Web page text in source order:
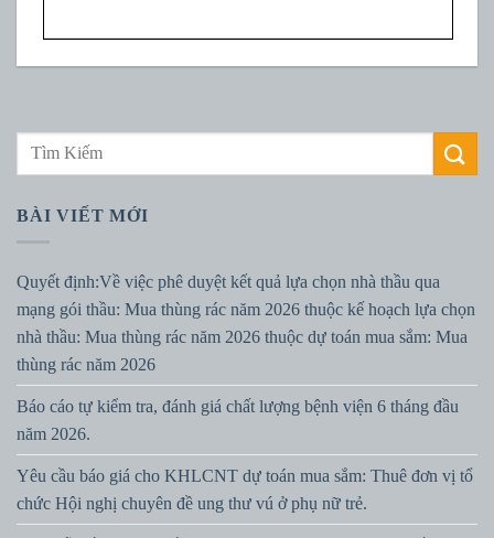
BÀI VIẾT MỚI
Quyết định:Về việc phê duyệt kết quả lựa chọn nhà thầu qua
mạng gói thầu: Mua thùng rác năm 2026 thuộc kế hoạch lựa chọn
nhà thầu: Mua thùng rác năm 2026 thuộc dự toán mua sắm: Mua
thùng rác năm 2026
Báo cáo tự kiểm tra, đánh giá chất lượng bệnh viện 6 tháng đầu
năm 2026.
Yêu cầu báo giá cho KHLCNT dự toán mua sắm: Thuê đơn vị tổ
chức Hội nghị chuyên đề ung thư vú ở phụ nữ trẻ.